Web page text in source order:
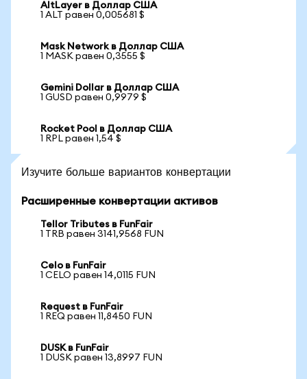
AltLayer в Доллар США
1 ALT равен 0,005681 $
Mask Network в Доллар США
1 MASK равен 0,3555 $
Gemini Dollar в Доллар США
1 GUSD равен 0,9979 $
Rocket Pool в Доллар США
1 RPL равен 1,54 $
Изучите больше вариантов конвертации
Расширенные конвертации активов
Tellor Tributes в FunFair
1 TRB равен 3141,9568 FUN
Celo в FunFair
1 CELO равен 14,0115 FUN
Request в FunFair
1 REQ равен 11,8450 FUN
DUSK в FunFair
1 DUSK равен 13,8997 FUN